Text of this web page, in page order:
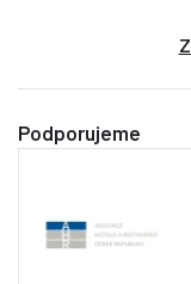
Podporujeme